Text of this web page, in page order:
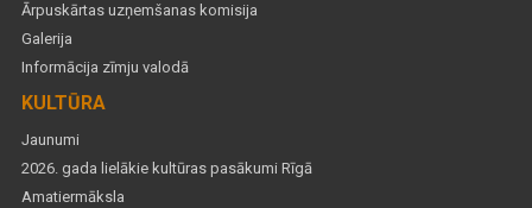
Ārpuskārtas uzņemšanas komisija
Galerija
Informācija zīmju valodā
KULTŪRA
Jaunumi
2026. gada lielākie kultūras pasākumi Rīgā
Amatiermāksla